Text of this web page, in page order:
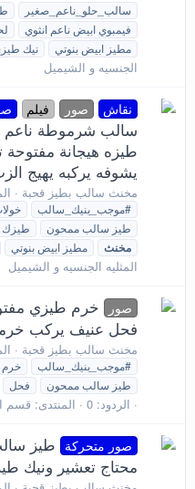
سالب_حلو_ناعم_صغير
فيمبوي ابيض ناعم انثوي
مطيز ابيض بنوتي نيك
الجنسيه و الشيميل
نقاش صور فيلم
سالب شرموطة
طيزه هيجانة
يشوفه يركبه يهيج
مخنث سالب بطيز قحبة
#موجب_ينيك_سالب
طيز سالب ممحون
طيزك
مخنث مطيز ابيض بنوتي
المثليه الجنسيه و الشيميل
صور
خرم طيزي
فحل عنيف يركب
مخنث سالب بطيز قحبة
#موجب_ينيك_سالب خرم
طيز سالب ممحون
فحل
الردود: 0 المنتدى: قسم
صور متحركة
طيز
محتاج تعشير ونيك